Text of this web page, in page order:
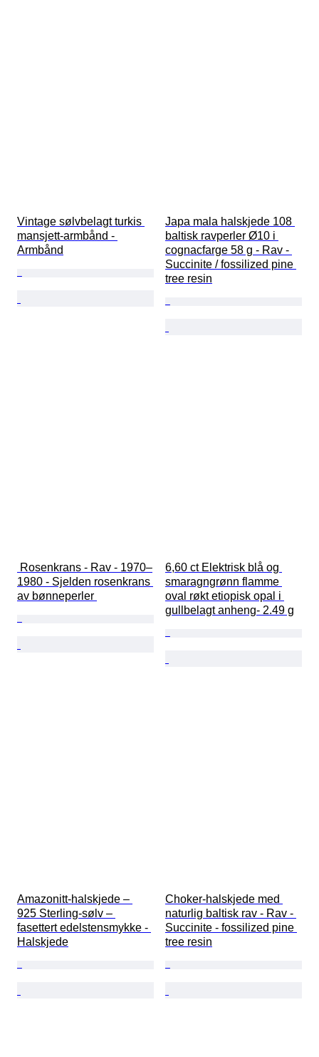
Vintage sølvbelagt turkis
mansjett-armbånd -
Armbånd
Japa mala halskjede 108
baltisk ravperler Ø10 i
cognacfarge 58 g - Rav -
Succinite / fossilized pine
tree resin
1980 - Sjelden rosenkrans
av bønneperler
6,60 ct Elektrisk blå og
smaragngrønn flamme
oval røkt etiopisk opal i
gullbelagt anheng- 2.49 g
Amazonitt-halskjede –
925 Sterling-sølv –
fasettert edelstensmykke -
Halskjede
Choker-halskjede med
naturlig baltisk rav - Rav -
Succinite - fossilized pine
tree resin